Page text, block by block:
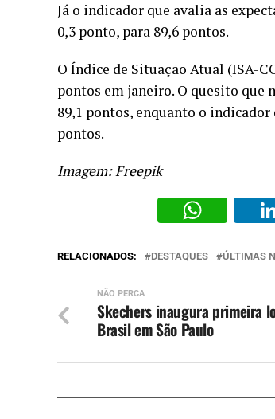
Já o indicador que avalia as
0,3 ponto, para 89,6 pontos.
O Índice de Situação Atual (ISA-
pontos em janeiro. O quesito que
89,1 pontos, enquanto o
pontos.
Imagem: Freepik
RELACIONADOS: DESTAQUES ÚLTIMAS
NÃO PERCA
Skechers inaugura primeira
Brasil em São Paulo